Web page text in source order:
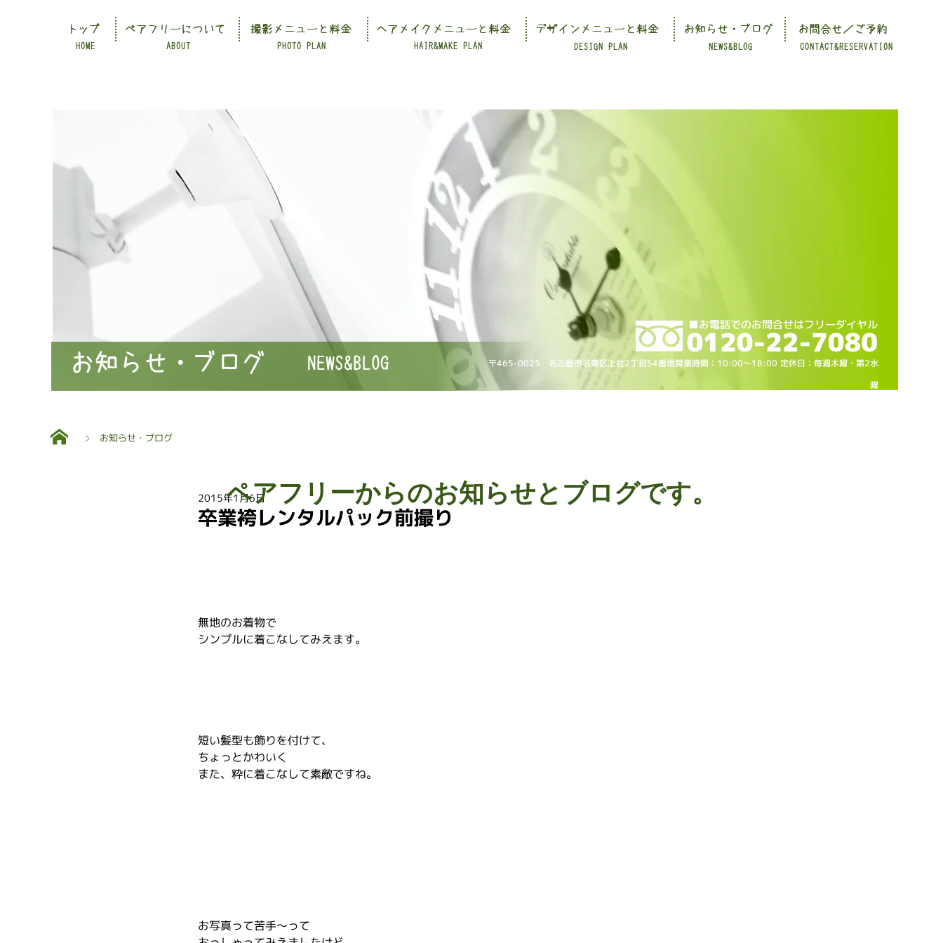
CONTACT&RESERVATION
HOME ABOUT PHOTO PLAN HAIR&MAKE PLAN DESIGN PLAN NEWS&BLOG
トップ ペアフリーについて 撮影メニューと料金 ヘアメイクメニューと料金 デザインメニューと料金 お知らせ・ブログ お問合せ／ご予約
〒465-0025 名古屋市名東区上社2丁目54番地営業時間：10:00～18:00 定休日：毎週木曜・第2水
曜
NEWS&BLOG
お知らせ・ブログ
お知らせ・ブログ
卒業袴レンタルパック前撮り
2015年1月6日
無地のお着物で
シンプルに着こなしてみえます。
短い髪型も飾りを付けて、
ちょっとかわいく
また、粋に着こなして素敵ですね。
お写真って苦手～って
ペアフリーからのお知らせとブログです。